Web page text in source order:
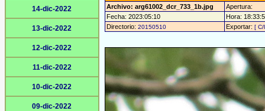
14-dic-2022
13-dic-2022
12-dic-2022
11-dic-2022
10-dic-2022
09-dic-2022
Archivo: arg61002_dcr_733_1b.jpg
Apertura:
Fecha: 2023:05:10
Hora:
Directorio: 20150510 Exportar: [ C/